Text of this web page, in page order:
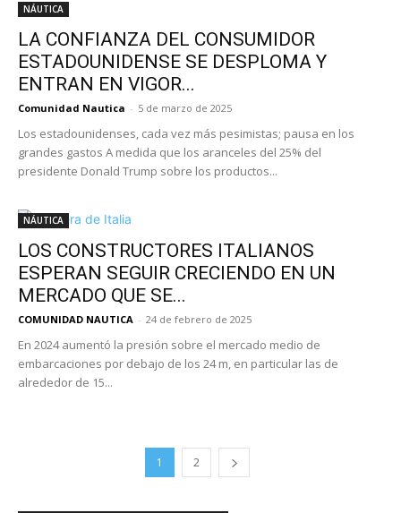
NÁUTICA
LA CONFIANZA DEL CONSUMIDOR
ESTADOUNIDENSE SE DESPLOMA Y
ENTRAN EN VIGOR...
Comunidad Nautica - 5 de marzo de 2025
Los estadounidenses, cada vez más pesimistas; pausa en los
grandes gastos A medida que los aranceles del 25% del
presidente Donald Trump sobre los productos...
NÁUTICA
LOS CONSTRUCTORES ITALIANOS
ESPERAN SEGUIR CRECIENDO EN UN
MERCADO QUE SE...
COMUNIDAD NAUTICA - 24 de febrero de 2025
En 2024 aumentó la presión sobre el mercado medio de
embarcaciones por debajo de los 24 m, en particular las de
alrededor de 15...
1 2